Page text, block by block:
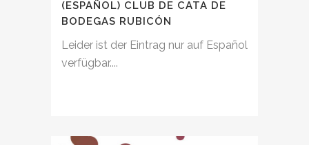
(ESPAÑOL) CLUB DE CATA DE
BODEGAS RUBICÓN
Leider ist der Eintrag nur auf Español
verfügbar....